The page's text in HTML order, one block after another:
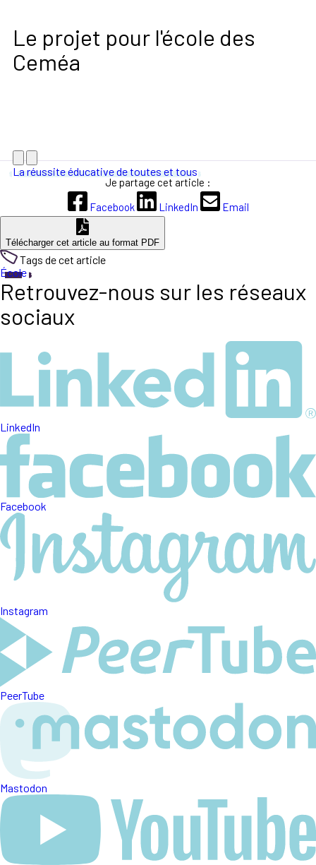
Le projet pour l'école des
Ceméa
La réussite éducative de toutes et tous
Je partage cet article :
Facebook
LinkedIn Email
Télécharger cet article au format PDF
Tags de cet article
École
Retrouvez-nous sur les réseaux
sociaux
LinkedIn
Facebook
Instagram
PeerTube
Mastodon